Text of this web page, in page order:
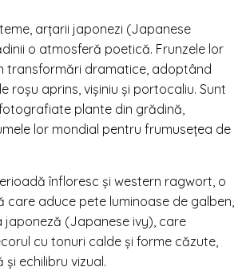
arțarii japonezi (Japanese
o atmosferă poetică. Frunzele lor
transformări dramatice, adoptând
roșu aprins, vișiniu și portocaliu. Sunt
plante din grădină,
lor mondial pentru frumusețea de
înfloresc și western ragwort, o
care aduce pete luminoase de galben,
japoneză (Japanese ivy), care
cu tonuri calde și forme căzute,
echilibru vizual.